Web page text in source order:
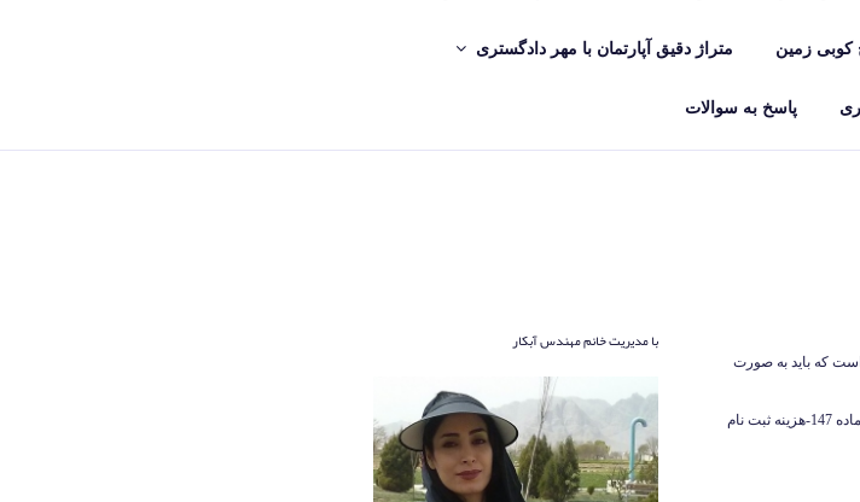
کوبی زمین متراژ دقیق آپارتمان با مهر دادگستری
پاسخ به سوالات
که باید به صورت
فرم خام نقشه utm-فرم خام گواهی تعیین مختصات ملک-فرم درخواست سند مالکیت ماده 147-هزینه ثبت نام
با مدیریت خانم مهندس آبکار